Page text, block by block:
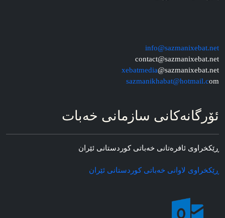
info@sazmanixebat.net
contact@sazmanixebat.net
xebatmedia@sazmanixebat.net
sazmanikhabat@hotmail.com
ئۆرگانه‌کانی سازمانی خه‌بات
ڕێکخراوی ئافره‌تانی خه‌باتی کوردستانی ئێران
ڕێکخراوی لاوانی خه‌باتی کوردستانی ئێران